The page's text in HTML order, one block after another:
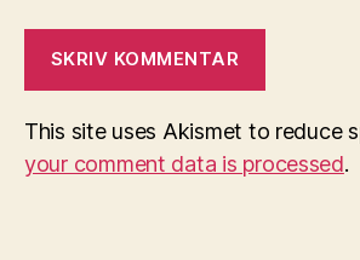
This site uses Akismet to reduce
your comment data is processed.